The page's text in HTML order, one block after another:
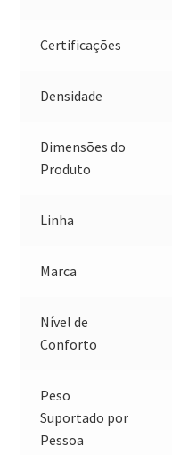
Certificações
Densidade
Dimensões do
Produto
Linha
Marca
Nível de
Conforto
Peso
Suportado por
Pessoa